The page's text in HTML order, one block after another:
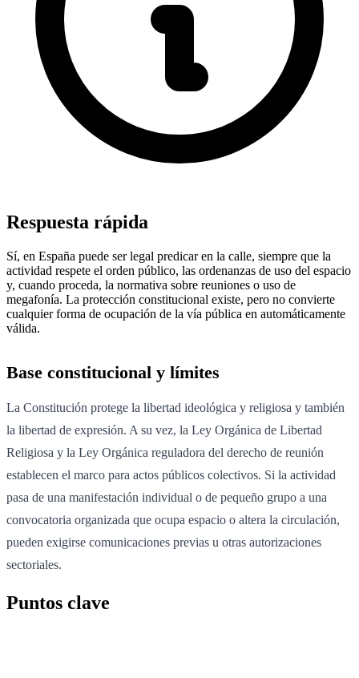
Respuesta rápida
Sí, en España puede ser legal predicar en la calle, siempre que la
actividad respete el orden público, las ordenanzas de uso del espacio
y, cuando proceda, la normativa sobre reuniones o uso de
megafonía. La protección constitucional existe, pero no convierte
cualquier forma de ocupación de la vía pública en automáticamente
válida.
Base constitucional y límites
La Constitución protege la libertad ideológica y religiosa y también
la libertad de expresión. A su vez, la Ley Orgánica de Libertad
Religiosa y la Ley Orgánica reguladora del derecho de reunión
establecen el marco para actos públicos colectivos. Si la actividad
pasa de una manifestación individual o de pequeño grupo a una
convocatoria organizada que ocupa espacio o altera la circulación,
pueden exigirse comunicaciones previas u otras autorizaciones
sectoriales.
Puntos clave